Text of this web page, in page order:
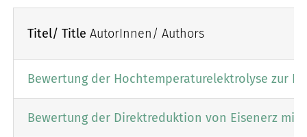
Titel/ Title AutorInnen/ Authors
Bewertung der Hochtemperaturelektrolyse zur
Bewertung der Direktreduktion von Eisenerz